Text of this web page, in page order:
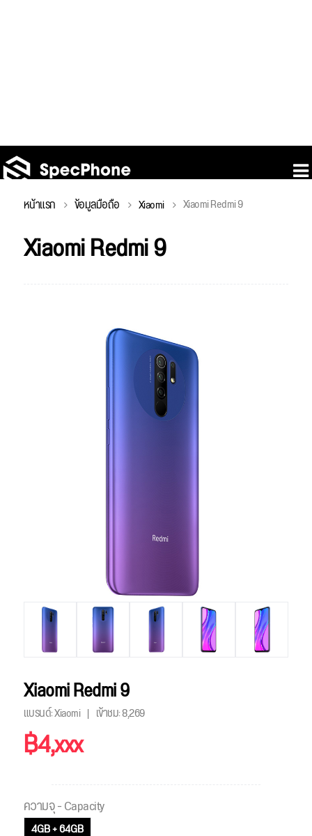
หน้าแรก ข้อมูลมือถือ Xiaomi Xiaomi Redmi 9
Xiaomi Redmi 9
Xiaomi Redmi 9
แบรนด์: Xiaomi เข้าชม:8,269
฿4,xxx
ความจุ - Capacity
4GB + 64GB